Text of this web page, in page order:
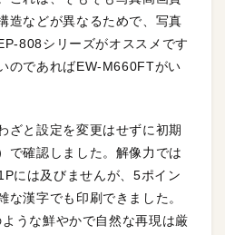
造などが異なるためで、写真
808シリーズがオススメです
のであればEW-M660FTがい
ざと設定を変更はせずに初期
で確認しました。解像力では
には及びませんが、5ポイン
な漢字でも印刷できました。
うな鮮やかで自然な再現は厳